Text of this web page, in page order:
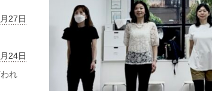
27日
24日
れ